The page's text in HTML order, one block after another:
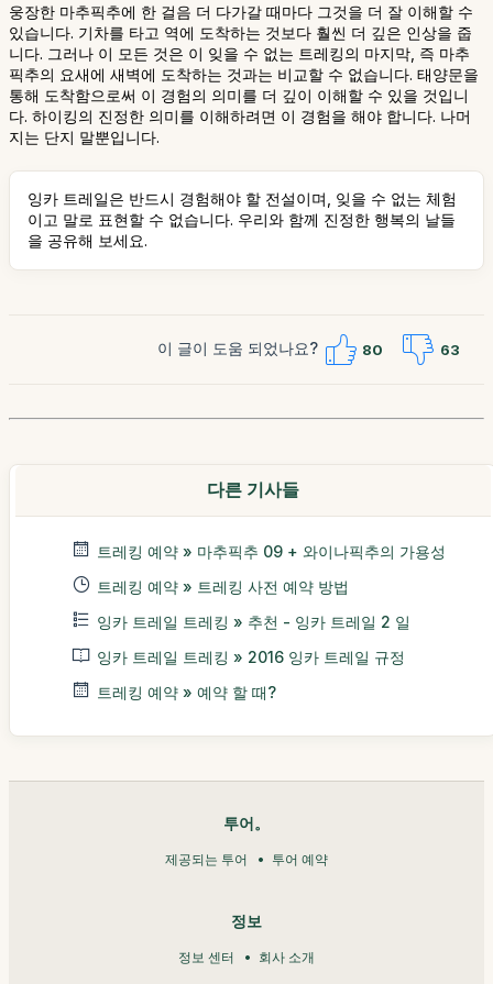
웅장한 마추픽추에 한 걸음 더 다가갈 때마다 그것을 더 잘 이해할 수
있습니다. 기차를 타고 역에 도착하는 것보다 훨씬 더 깊은 인상을 줍
니다. 그러나 이 모든 것은 이 잊을 수 없는 트레킹의 마지막, 즉 마추
픽추의 요새에 새벽에 도착하는 것과는 비교할 수 없습니다. 태양문을
통해 도착함으로써 이 경험의 의미를 더 깊이 이해할 수 있을 것입니
다. 하이킹의 진정한 의미를 이해하려면 이 경험을 해야 합니다. 나머
지는 단지 말뿐입니다.
잉카 트레일은 반드시 경험해야 할 전설이며, 잊을 수 없는 체험
이고 말로 표현할 수 없습니다. 우리와 함께 진정한 행복의 날들
을 공유해 보세요.
이 글이 도움 되었나요? 80 63
다른 기사들
트레킹 예약 » 마추픽추 09 + 와이나픽추의 가용성
트레킹 예약 » 트레킹 사전 예약 방법
잉카 트레일 트레킹 » 추천 - 잉카 트레일 2 일
잉카 트레일 트레킹 » 2016 잉카 트레일 규정
트레킹 예약 » 예약 할 때?
투어。
제공되는 투어 투어 예약
정보
정보 센터 회사 소개